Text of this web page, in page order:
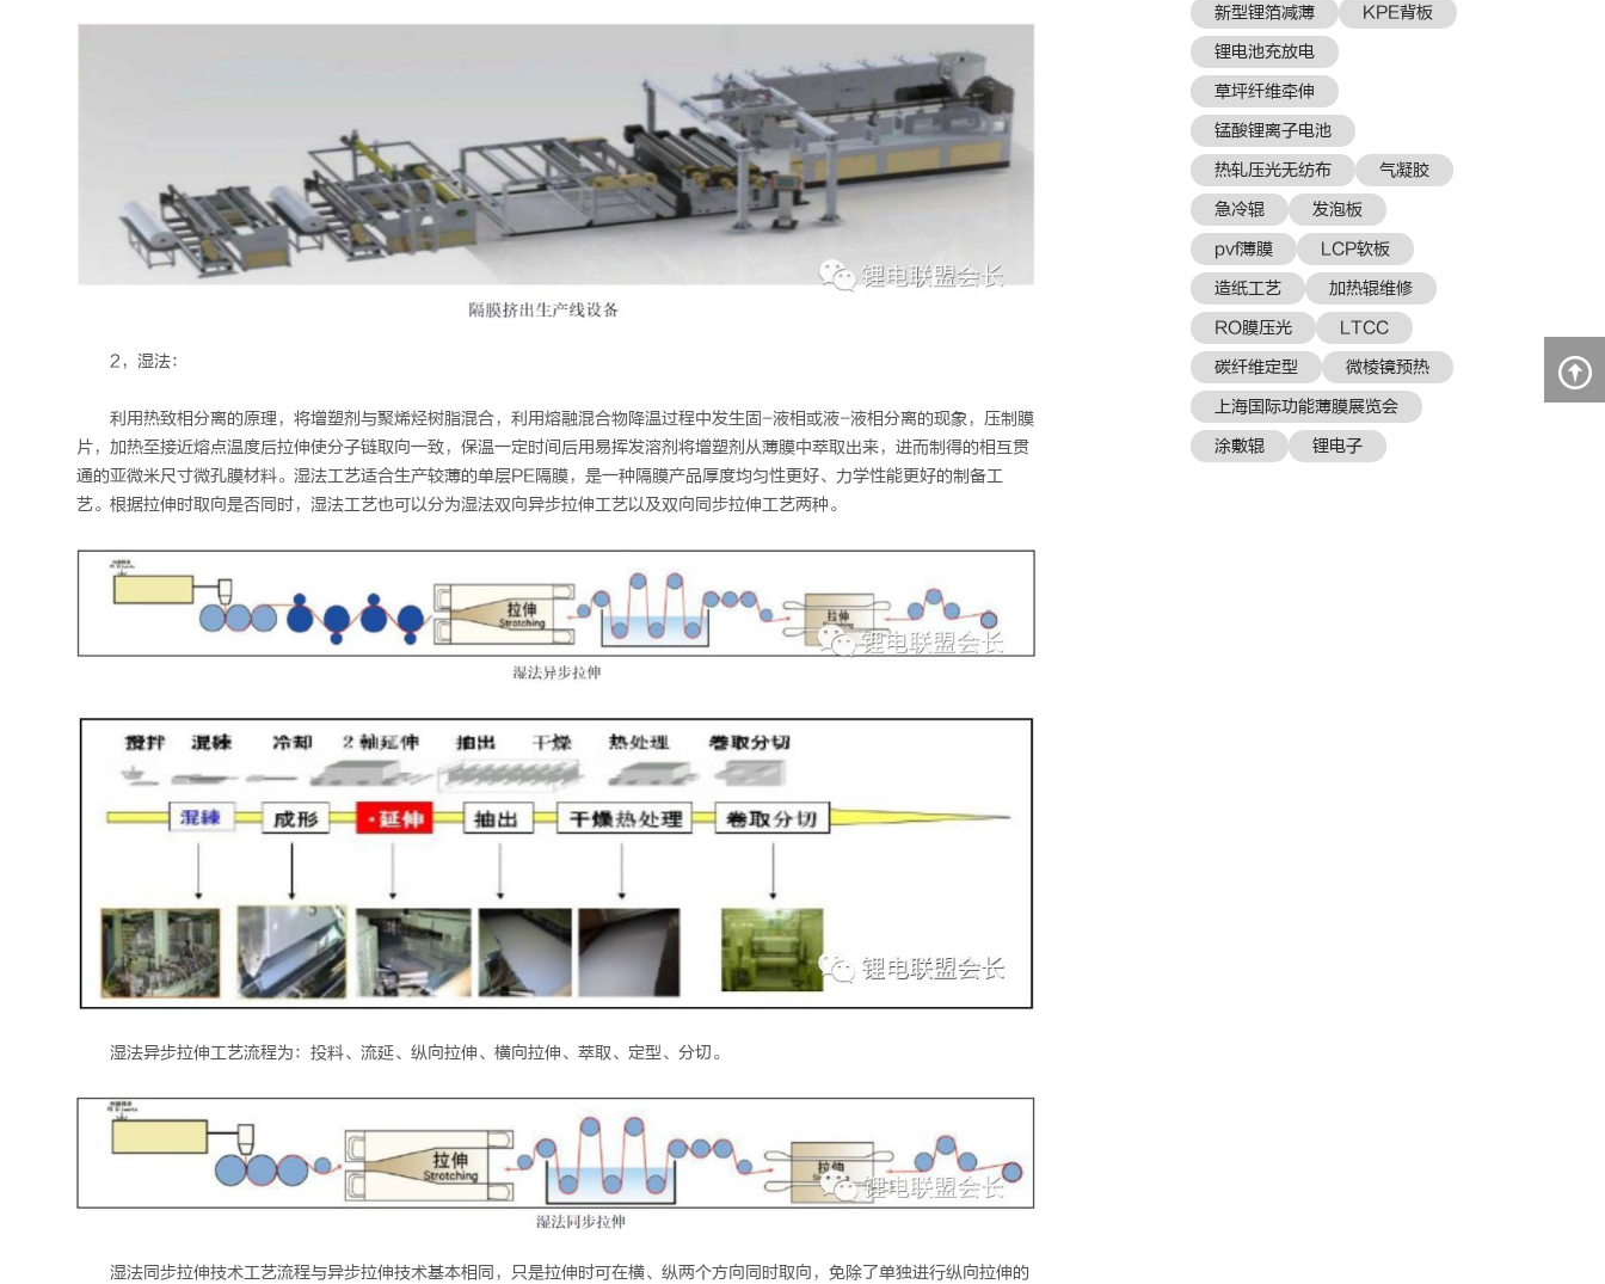
2，湿法：
利用热致相分离的原理，将增塑剂与聚烯烃树脂混合，利用熔融混合物降温过程中发生固-液相或液-液相分离的现象，压制膜
片，加热至接近熔点温度后拉伸使分子链取向一致，保温一定时间后用易挥发溶剂将增塑剂从薄膜中萃取出来，进而制得的相互贯
通的亚微米尺寸微孔膜材料。湿法工艺适合生产较薄的单层PE隔膜，是一种隔膜产品厚度均匀性更好、力学性能更好的制备工
艺。根据拉伸时取向是否同时，湿法工艺也可以分为湿法双向异步拉伸工艺以及双向同步拉伸工艺两种。
湿法异步拉伸工艺流程为：投料、流延、纵向拉伸、横向拉伸、萃取、定型、分切。
湿法同步拉伸技术工艺流程与异步拉伸技术基本相同，只是拉伸时可在横、纵两个方向同时取向，免除了单独进行纵向拉伸的
新型锂箔减薄
KPE背板
锂电池充放电
草坪纤维牵伸
锰酸锂离子电池
热轧压光无纺布
气凝胶
急冷辊
发泡板
pvf薄膜
LCP软板
造纸工艺
加热辊维修
RO膜压光
LTCC
碳纤维定型
微棱镜预热
上海国际功能薄膜展览会
涂敷辊
锂电子